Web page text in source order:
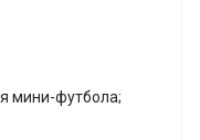
мини-футбола;